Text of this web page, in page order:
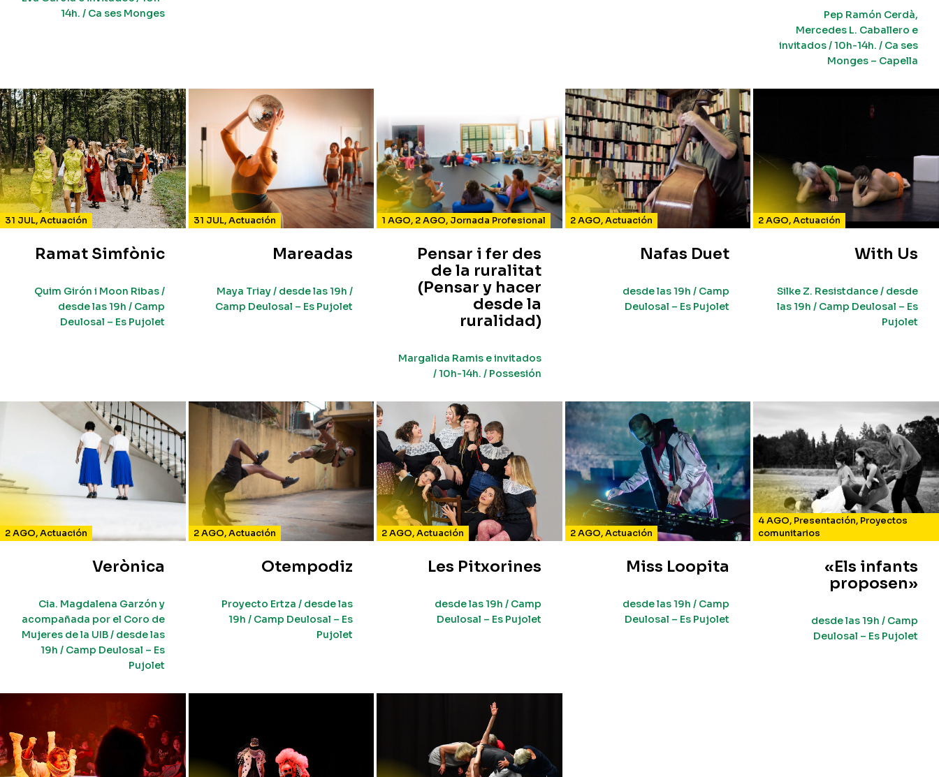
14h. / Ca ses Monges
Pep Ramón Cerdà,
Mercedes L. Caballero e
invitados / 10h-14h. / Ca ses
Monges – Capella
31 JUL,Actuación
Ramat Simfònic
Quim Girón i Moon Ribas /
desde las 19h / Camp
Deulosal – Es Pujolet
31 JUL,Actuación
Mareadas
Maya Triay / desde las 19h /
Camp Deulosal – Es Pujolet
1 AGO, 2 AGO, Jornada Profesional
Pensar i fer des
de la ruralitat
(Pensar y hacer
desde la
ruralidad)
Margalida Ramis e invitados
/ 10h-14h. / Possesión
2 AGO,Actuación
Nafas Duet
desde las 19h / Camp
Deulosal – Es Pujolet
2 AGO,Actuación
With Us
Silke Z. Resistdance / desde
las 19h / Camp Deulosal – Es
Pujolet
2 AGO,Actuación
Verònica
Cia. Magdalena Garzón y
acompañada por el Coro de
Mujeres de la UIB / desde las
19h / Camp Deulosal – Es
Pujolet
2 AGO,Actuación
Otempodiz
Proyecto Ertza / desde las
19h / Camp Deulosal – Es
Pujolet
2 AGO,Actuación
Les Pitxorines
desde las 19h / Camp
Deulosal – Es Pujolet
2 AGO,Actuación
Miss Loopita
desde las 19h / Camp
Deulosal – Es Pujolet
4 AGO, Presentación, Proyectos
comunitarios
«Els infants
proposen»
desde las 19h / Camp
Deulosal – Es Pujolet